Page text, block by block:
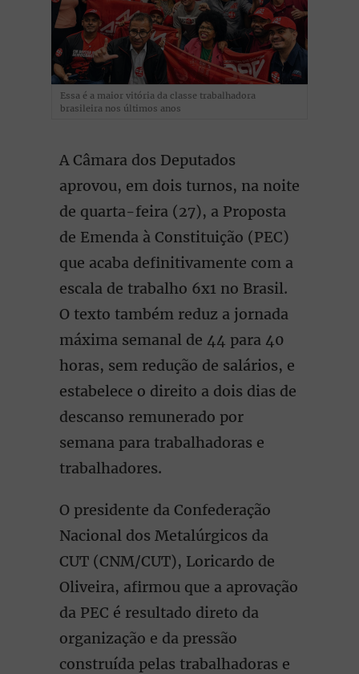
Essa é a maior vitória da classe trabalhadora
brasileira nos últimos anos
A Câmara dos Deputados
aprovou, em dois turnos, na noite
de quarta-feira (27), a Proposta
de Emenda à Constituição (PEC)
que acaba definitivamente com a
escala de trabalho 6x1 no Brasil.
O texto também reduz a jornada
máxima semanal de 44 para 40
horas, sem redução de salários, e
estabelece o direito a dois dias de
descanso remunerado por
semana para trabalhadoras e
trabalhadores.
O presidente da Confederação
Nacional dos Metalúrgicos da
CUT (CNM/CUT), Loricardo de
Oliveira, afirmou que a aprovação
da PEC é resultado direto da
organização e da pressão
construída pelas trabalhadoras e